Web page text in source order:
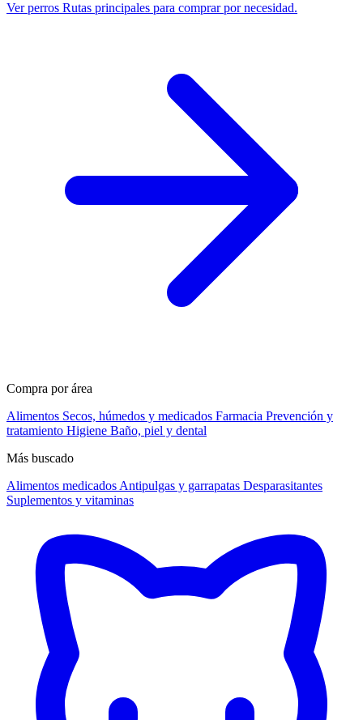
Ver perros Rutas principales para comprar por necesidad.
Compra por área
Alimentos Secos, húmedos y medicados Farmacia Prevención y
tratamiento Higiene Baño, piel y dental
Más buscado
Alimentos medicados Antipulgas y garrapatas Desparasitantes
Suplementos y vitaminas